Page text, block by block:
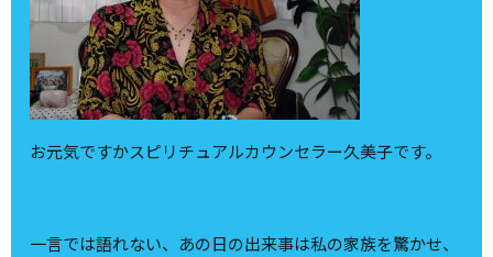
お元気ですかスピリチュアルカウンセラー久美子です。
一言では語れない、あの日の出来事は私の家族を驚かせ、